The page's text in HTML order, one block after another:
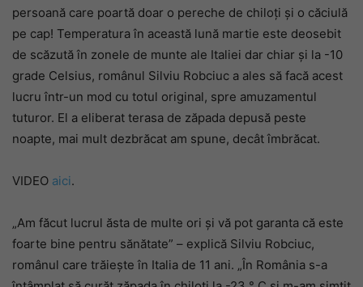
persoană care poartă doar o pereche de chiloți și o căciulă
pe cap! Temperatura în această lună martie este deosebit
de scăzută în zonele de munte ale Italiei dar chiar și la -10
grade Celsius, românul Silviu Robciuc a ales să facă acest
lucru într-un mod cu totul original, spre amuzamentul
tuturor. El a eliberat terasa de zăpada depusă peste
noapte, mai mult dezbrăcat am spune, decât îmbrăcat.
VIDEO aici.
„Am făcut lucrul ăsta de multe ori și vă pot garanta că este
foarte bine pentru sănătate” – explică Silviu Robciuc,
românul care trăiește în Italia de 11 ani. „În România s-a